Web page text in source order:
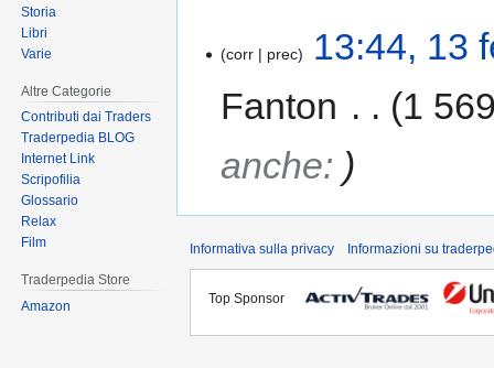
corr prec
13:44, 13
Fanton
1
anche:
Storia
Libri
Varie
Altre Categorie
Contributi dai Traders
Traderpedia BLOG
Internet Link
Scripofilia
Glossario
Relax
Film
Traderpedia Store
Amazon
Informativa sulla privacy Informazioni su
Top Sponsor